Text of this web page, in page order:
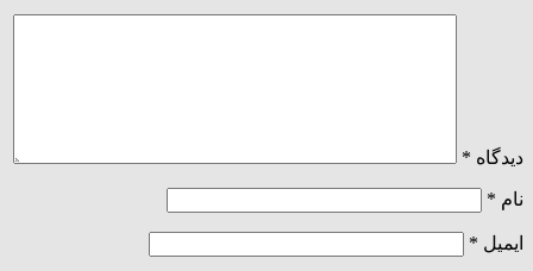
دیدگاه *
نام *
ایمیل *